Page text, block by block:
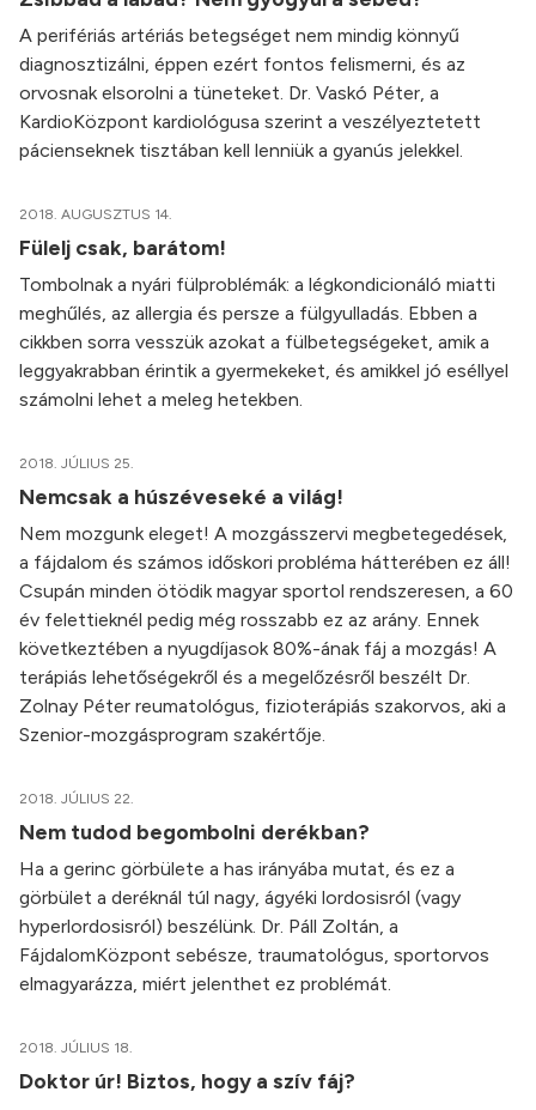
A perifériás artériás betegséget nem mindig könnyű
diagnosztizálni, éppen ezért fontos felismerni, és az
orvosnak elsorolni a tüneteket. Dr. Vaskó Péter, a
KardioKözpont kardiológusa szerint a veszélyeztetett
pácienseknek tisztában kell lenniük a gyanús jelekkel.
2018. AUGUSZTUS 14.
Fülelj csak, barátom!
Tombolnak a nyári fülproblémák: a légkondicionáló miatti
meghűlés, az allergia és persze a fülgyulladás. Ebben a
cikkben sorra vesszük azokat a fülbetegségeket, amik a
leggyakrabban érintik a gyermekeket, és amikkel jó eséllyel
számolni lehet a meleg hetekben.
2018. JÚLIUS 25.
Nemcsak a húszéveseké a világ!
Nem mozgunk eleget! A mozgásszervi megbetegedések,
a fájdalom és számos időskori probléma hátterében ez áll!
Csupán minden ötödik magyar sportol rendszeresen, a 60
év felettieknél pedig még rosszabb ez az arány. Ennek
következtében a nyugdíjasok 80%-ának fáj a mozgás! A
terápiás lehetőségekről és a megelőzésről beszélt Dr.
Zolnay Péter reumatológus, fizioterápiás szakorvos, aki a
Szenior-mozgásprogram szakértője.
2018. JÚLIUS 22.
Nem tudod begombolni derékban?
Ha a gerinc görbülete a has irányába mutat, és ez a
görbület a deréknál túl nagy, ágyéki lordosisról (vagy
hyperlordosisról) beszélünk. Dr. Páll Zoltán, a
FájdalomKözpont sebésze, traumatológus, sportorvos
elmagyarázza, miért jelenthet ez problémát.
2018. JÚLIUS 18.
Doktor úr! Biztos, hogy a szív fáj?